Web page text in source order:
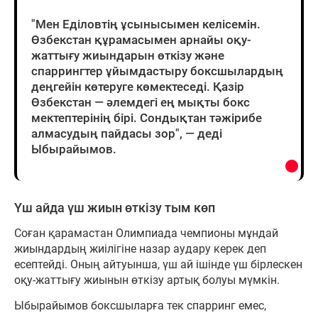
"Мен Еділовтің ұсынысымен келісемін.
Өзбекстан құрамасымен арнайы оқу-
жаттығу жиындарын өткізу және
спаррингтер ұйымдастыру боксшылардың
деңгейін көтеруге көмектеседі. Қазір
Өзбекстан — әлемдегі ең мықты бокс
мектептерінің бірі. Сондықтан тәжірибе
алмасудың пайдасы зор", — деді
Ыбырайымов.
Үш айда үш жиын өткізу тым көп
Соған қарамастан Олимпиада чемпионы мұндай
жиындардың жиілігіне назар аудару керек деп
есептейді. Оның айтуынша, үш ай ішінде үш бірлескен
оқу-жаттығу жиынын өткізу артық болуы мүмкін.
Ыбырайымов боксшыларға тек спарринг емес,